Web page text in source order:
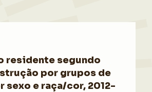
residente segundo
por grupos de
sexo e raça/cor, 2012-